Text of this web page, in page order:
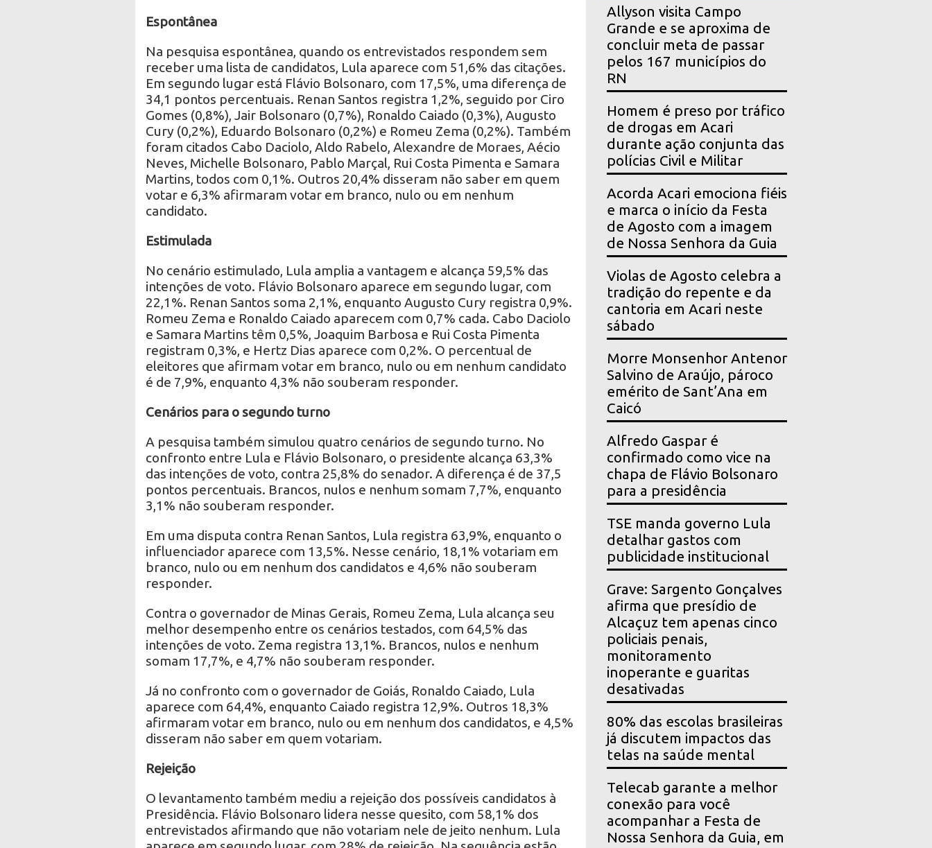
Espontânea
Na pesquisa espontânea, quando os entrevistados respondem sem
receber uma lista de candidatos, Lula aparece com 51,6% das citações.
Em segundo lugar está Flávio Bolsonaro, com 17,5%, uma diferença de
34,1 pontos percentuais. Renan Santos registra 1,2%, seguido por Ciro
Gomes (0,8%), Jair Bolsonaro (0,7%), Ronaldo Caiado (0,3%), Augusto
Cury (0,2%), Eduardo Bolsonaro (0,2%) e Romeu Zema (0,2%). Também
foram citados Cabo Daciolo, Aldo Rabelo, Alexandre de Moraes, Aécio
Neves, Michelle Bolsonaro, Pablo Marçal, Rui Costa Pimenta e Samara
Martins, todos com 0,1%. Outros 20,4% disseram não saber em quem
votar e 6,3% afirmaram votar em branco, nulo ou em nenhum
candidato.
Estimulada
No cenário estimulado, Lula amplia a vantagem e alcança 59,5% das
intenções de voto. Flávio Bolsonaro aparece em segundo lugar, com
22,1%. Renan Santos soma 2,1%, enquanto Augusto Cury registra 0,9%.
Romeu Zema e Ronaldo Caiado aparecem com 0,7% cada. Cabo Daciolo
e Samara Martins têm 0,5%, Joaquim Barbosa e Rui Costa Pimenta
registram 0,3%, e Hertz Dias aparece com 0,2%. O percentual de
eleitores que afirmam votar em branco, nulo ou em nenhum candidato
é de 7,9%, enquanto 4,3% não souberam responder.
Cenários para o segundo turno
A pesquisa também simulou quatro cenários de segundo turno. No
confronto entre Lula e Flávio Bolsonaro, o presidente alcança 63,3%
das intenções de voto, contra 25,8% do senador. A diferença é de 37,5
pontos percentuais. Brancos, nulos e nenhum somam 7,7%, enquanto
3,1% não souberam responder.
Em uma disputa contra Renan Santos, Lula registra 63,9%, enquanto o
influenciador aparece com 13,5%. Nesse cenário, 18,1% votariam em
branco, nulo ou em nenhum dos candidatos e 4,6% não souberam
responder.
Contra o governador de Minas Gerais, Romeu Zema, Lula alcança seu
melhor desempenho entre os cenários testados, com 64,5% das
intenções de voto. Zema registra 13,1%. Brancos, nulos e nenhum
somam 17,7%, e 4,7% não souberam responder.
Já no confronto com o governador de Goiás, Ronaldo Caiado, Lula
aparece com 64,4%, enquanto Caiado registra 12,9%. Outros 18,3%
afirmaram votar em branco, nulo ou em nenhum dos candidatos, e 4,5%
disseram não saber em quem votariam.
Rejeição
O levantamento também mediu a rejeição dos possíveis candidatos à
Presidência. Flávio Bolsonaro lidera nesse quesito, com 58,1% dos
entrevistados afirmando que não votariam nele de jeito nenhum. Lula
Allyson visita Campo
Grande e se aproxima de
concluir meta de passar
pelos 167 municípios do
RN
Homem é preso por tráfico
de drogas em Acari
durante ação conjunta das
polícias Civil e Militar
Acorda Acari emociona fiéis
e marca o início da Festa
de Agosto com a imagem
de Nossa Senhora da Guia
Violas de Agosto celebra a
tradição do repente e da
cantoria em Acari neste
sábado
Morre Monsenhor Antenor
Salvino de Araújo, pároco
emérito de Sant’Ana em
Caicó
Alfredo Gaspar é
confirmado como vice na
chapa de Flávio Bolsonaro
para a presidência
TSE manda governo Lula
detalhar gastos com
publicidade institucional
Grave: Sargento Gonçalves
afirma que presídio de
Alcaçuz tem apenas cinco
policiais penais,
monitoramento
inoperante e guaritas
desativadas
80% das escolas brasileiras
já discutem impactos das
telas na saúde mental
Telecab garante a melhor
conexão para você
acompanhar a Festa de
Nossa Senhora da Guia, em